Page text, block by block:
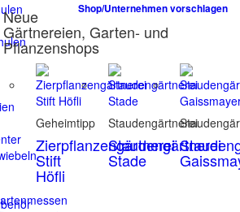
Shop/Unternehmen vorschlagen
Neue
Gärtnereien, Garten- und
Pflanzenshops
Geheimtipp
Zierpflanzengärtnerei
Stift
Höfli
Staudengärtnerei
Staudengärtnerei
Stade